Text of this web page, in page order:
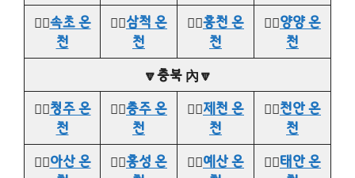
👉🏻속초 온
천
👉🏻삼척 온
천
👉🏻홍천 온
천
👉🏻양양 온
천
🔽충북 內🔽
👉🏻청주 온
천
👉🏻충주 온
천
👉🏻제천 온
천
👉🏻천안 온
천
👉🏻아산 온
👉🏻홍성 온
👉🏻예산 온
👉🏻태안 온